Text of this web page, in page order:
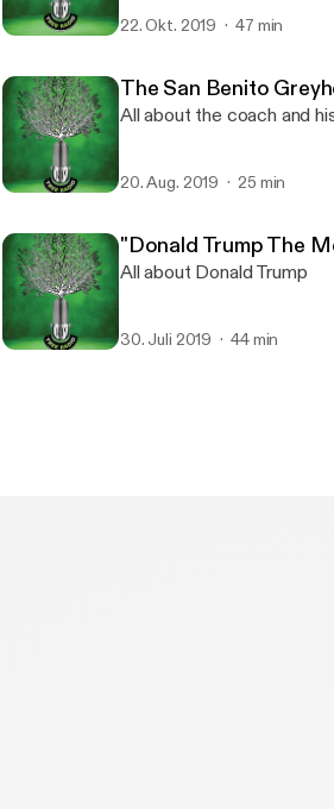
22. Okt. 2019 47 min
The San Benito
All about the coach and
20. Aug. 2019 25 min
"Donald Trump The
All about Donald Trump
30. Juli 2019 44 min